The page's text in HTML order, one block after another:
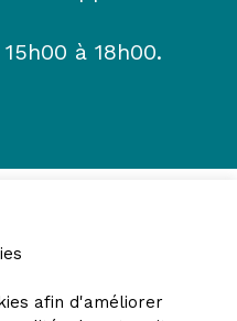
à 18h00.
afin d'améliorer